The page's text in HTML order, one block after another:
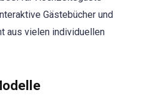
Gästebücher und
aus vielen individuellen